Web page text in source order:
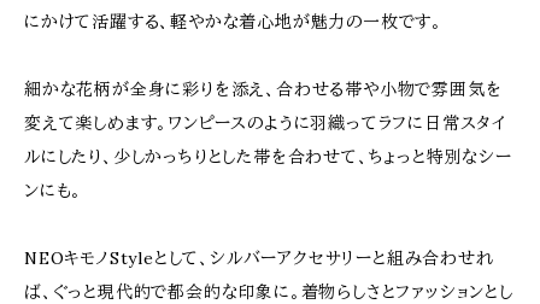
にかけて活躍する、軽やかな着心地が魅力の一枚です。
細かな花柄が全身に彩りを添え、合わせる帯や小物で雰囲気を
変えて楽しめます。ワンピースのように羽織ってラフに日常スタイ
ルにしたり、少しかっちりとした帯を合わせて、ちょっと特別なシー
ンにも。
NEOキモノStyleとして、シルバーアクセサリーと組み合わせれ
ば、ぐっと現代的で都会的な印象に。着物らしさとファッションとし